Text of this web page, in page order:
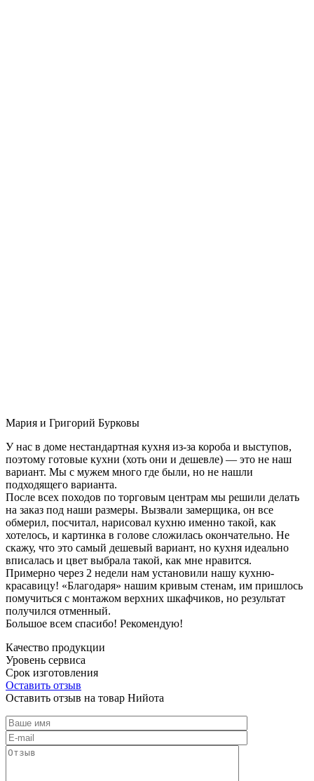
Мария и Григорий Бурковы
У нас в доме нестандартная кухня из-за короба и выступов,
поэтому готовые кухни (хоть они и дешевле) — это не наш
вариант. Мы с мужем много где были, но не нашли
подходящего варианта.
После всех походов по торговым центрам мы решили делать
на заказ под наши размеры. Вызвали замерщика, он все
обмерил, посчитал, нарисовал кухню именно такой, как
хотелось, и картинка в голове сложилась окончательно. Не
скажу, что это самый дешевый вариант, но кухня идеально
вписалась и цвет выбрала такой, как мне нравится.
Примерно через 2 недели нам установили нашу кухню-
красавицу! «Благодаря» нашим кривым стенам, им пришлось
помучиться с монтажом верхних шкафчиков, но результат
получился отменный.
Большое всем спасибо! Рекомендую!
Качество продукции
Уровень сервиса
Срок изготовления
Оставить отзыв
Оставить отзыв на товар Нийота